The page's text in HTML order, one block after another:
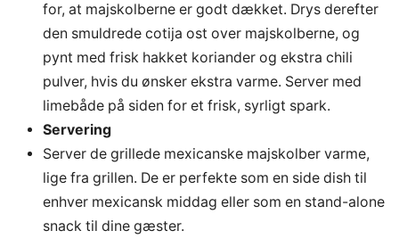
for, at majskolberne er godt dækket. Drys derefter
den smuldrede cotija ost over majskolberne, og
pynt med frisk hakket koriander og ekstra chili
pulver, hvis du ønsker ekstra varme. Server med
limebåde på siden for et frisk, syrligt spark.
Servering
Server de grillede mexicanske majskolber varme,
lige fra grillen. De er perfekte som en side dish til
enhver mexicansk middag eller som en stand-alone
snack til dine gæster.